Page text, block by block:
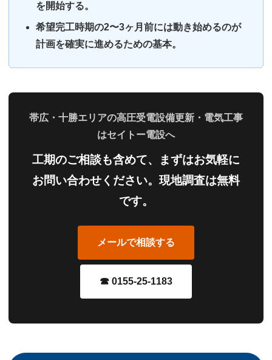
を開始する。
希望完工時期の2〜3ヶ月前には動き始めるのが
計画を確実に進めるための基本。
帯広・十勝エリアの高圧受電設備更新・電気工事
はセイトー電設へ
工期のご相談も含めて、まずはお気軽に
お問い合わせください。現地調査は無料
です。
メールで相談する
☎ 0155-25-1183